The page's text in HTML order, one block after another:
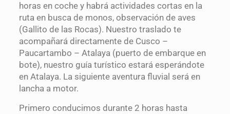
horas en coche y habrá actividades cortas en la
ruta en busca de monos, observación de aves
(Gallito de las Rocas). Nuestro traslado te
acompañará directamente de Cusco –
Paucartambo – Atalaya (puerto de embarque en
bote), nuestro guía turístico estará esperándote
en Atalaya. La siguiente aventura fluvial será en
lancha a motor.
Primero conducimos durante 2 horas hasta